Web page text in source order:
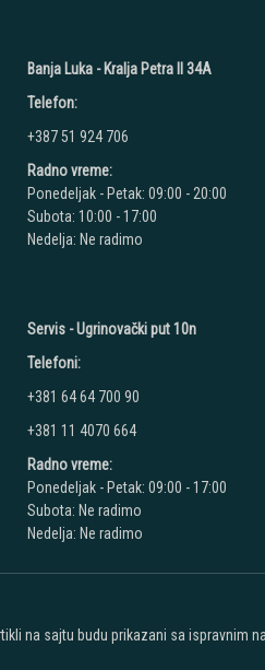
Banja Luka - Kralja Petra II 34A
Telefon:
+387 51 924 706
Radno vreme:
Ponedeljak - Petak: 09:00 - 20:00
Subota: 10:00 - 17:00
Nedelja: Ne radimo
Servis - Ugrinovački put 10n
Telefoni:
+381 64 64 700 90
+381 11 4070 664
Radno vreme:
Ponedeljak - Petak: 09:00 - 17:00
Subota: Ne radimo
Nedelja: Ne radimo
na sajtu budu prikazani sa